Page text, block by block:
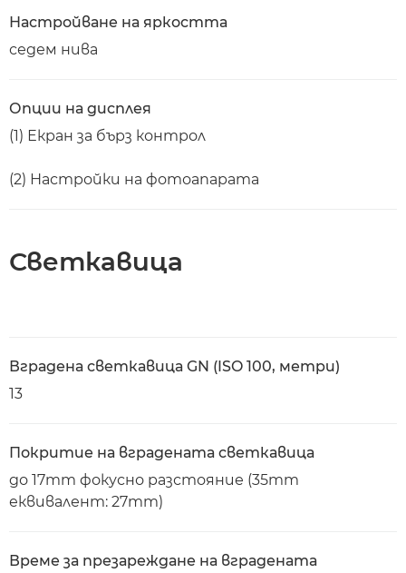
Настройване на яркостта
седем нива
Опции на дисплея
(1) Екран за бърз контрол
(2) Настройки на фотоапарата
Светкавица
Вградена светкавица GN (ISO 100, метри)
13
Покритие на вградената светкавица
до 17mm фокусно разстояние (35mm
еквивалент: 27mm)
Време за презареждане на вградената